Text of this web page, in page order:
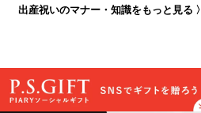
出産祝いのマナー・知識をもっと見る 〉